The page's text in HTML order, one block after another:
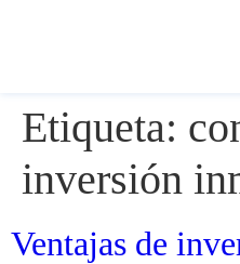
Etiqueta:
inversión
Ventajas de